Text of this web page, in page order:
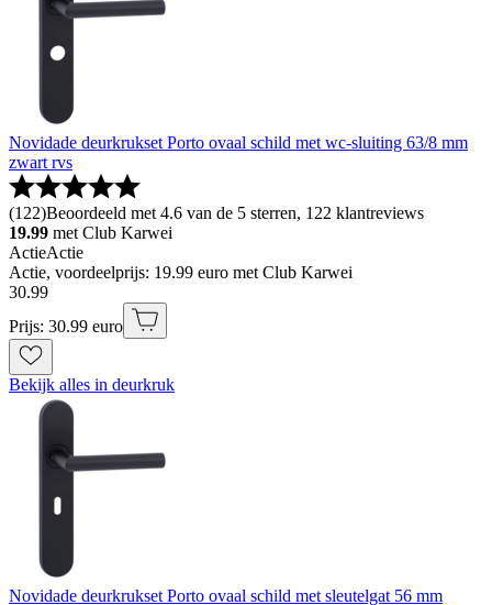
Novidade deurkrukset Porto ovaal schild met wc-sluiting 63/8 mm
zwart rvs
(122)Beoordeeld met 4.6 van de 5 sterren, 122 klantreviews
19.99 met Club Karwei
ActieActie
Actie, voordeelprijs: 19.99 euro met Club Karwei
30.99
Prijs: 30.99 euro
Bekijk alles in deurkruk
Novidade deurkrukset Porto ovaal schild met sleutelgat 56 mm